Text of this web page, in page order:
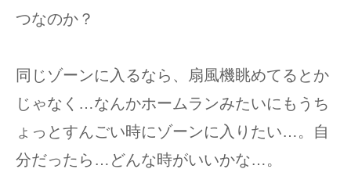
つなのか？
同じゾーンに入るなら、扇風機眺めてるとか
じゃなく…なんかホームランみたいにもうち
ょっとすんごい時にゾーンに入りたい…。自
分だったら…どんな時がいいかな…。